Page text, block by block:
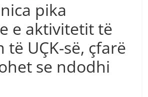
pika
e aktivitetit të
të UÇK-së, çfarë
se ndodhi